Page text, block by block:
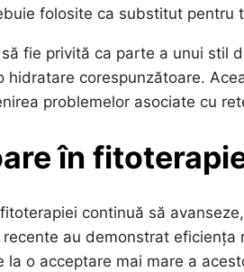
folosite ca substitut pentru
fie privită ca parte a unui stil
corespunzătoare.
problemelor asociate cu
în
continuă să
au demonstrat
o acceptare mai mare a